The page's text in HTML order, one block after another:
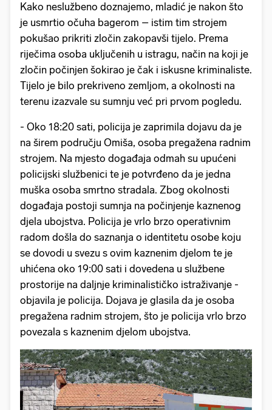
Kako neslužbeno doznajemo, mladić je nakon što
je usmrtio očuha bagerom – istim tim strojem
pokušao prikriti zločin zakopavši tijelo. Prema
riječima osoba uključenih u istragu, način na koji je
zločin počinjen šokirao je čak i iskusne kriminaliste.
Tijelo je bilo prekriveno zemljom, a okolnosti na
terenu izazvale su sumnju već pri prvom pogledu.
- Oko 18:20 sati, policija je zaprimila dojavu da je
na širem području Omiša, osoba pregažena radnim
strojem. Na mjesto događaja odmah su upućeni
policijski službenici te je potvrđeno da je jedna
muška osoba smrtno stradala. Zbog okolnosti
događaja postoji sumnja na počinjenje kaznenog
djela ubojstva. Policija je vrlo brzo operativnim
radom došla do saznanja o identitetu osobe koju
se dovodi u svezu s ovim kaznenim djelom te je
uhićena oko 19:00 sati i dovedena u službene
prostorije na daljnje kriminalističko istraživanje -
objavila je policija. Dojava je glasila da je osoba
pregažena radnim strojem, što je policija vrlo brzo
povezala s kaznenim djelom ubojstva.